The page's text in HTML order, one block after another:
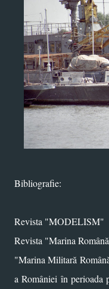
Bibliografie:
Revista "MODELISM"
Revista "Marina
"Marina Militară
a României în perioada